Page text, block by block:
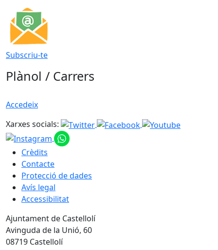
Subscriu-te
Plànol / Carrers
Accedeix
Xarxes socials:
Crèdits
Contacte
Protecció de dades
Avís legal
Accessibilitat
Ajuntament de Castellolí
Avinguda de la Unió, 60
08719 Castellolí